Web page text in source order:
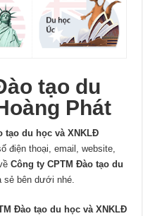
tạo du
Phát
tạo du học và XNKLĐ
điện thoại, email, website,
Công ty CPTM Đào tạo du
sẻ bên dưới nhé.
Đào tạo du học và XNKLĐ